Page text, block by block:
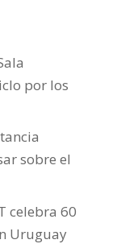
por los
sobre el
celebra 60
Uruguay